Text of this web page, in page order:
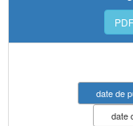
PDF
date de
date